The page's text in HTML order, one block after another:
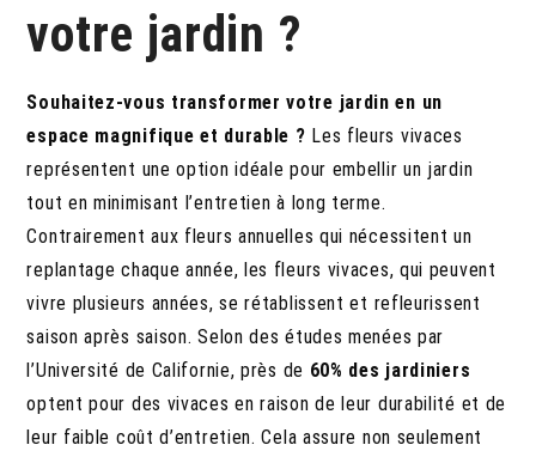
votre jardin ?
Souhaitez-vous transformer votre jardin en un
espace magnifique et durable ? Les fleurs vivaces
représentent une option idéale pour embellir un jardin
tout en minimisant l’entretien à long terme.
Contrairement aux fleurs annuelles qui nécessitent un
replantage chaque année, les fleurs vivaces, qui peuvent
vivre plusieurs années, se rétablissent et refleurissent
saison après saison. Selon des études menées par
l’Université de Californie, près de 60% des jardiniers
optent pour des vivaces en raison de leur durabilité et de
leur faible coût d’entretien. Cela assure non seulement